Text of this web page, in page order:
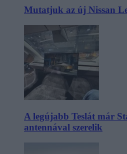
Mutatjuk az új Nissan
A legújabb Teslát már
antennával szerelik